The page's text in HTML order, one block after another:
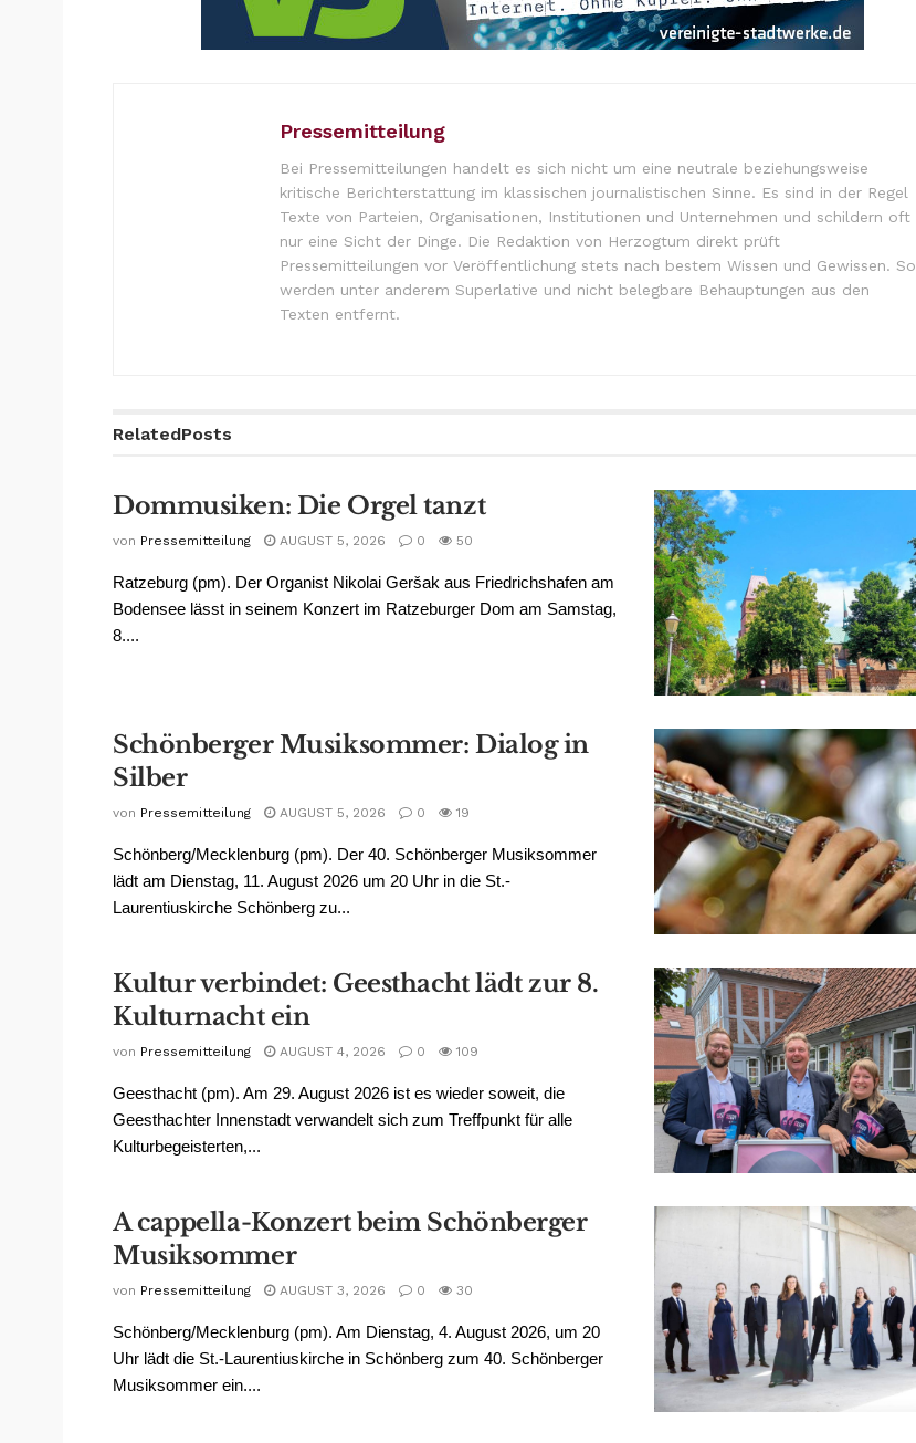
Pressemitteilung
Bei Pressemitteilungen handelt es sich nicht um eine neutrale beziehungsweise
kritische Berichterstattung im klassischen journalistischen Sinne. Es sind in der Regel
Texte von Parteien, Organisationen, Institutionen und Unternehmen und schildern oft
nur eine Sicht der Dinge. Die Redaktion von Herzogtum direkt prüft
Pressemitteilungen vor Veröffentlichung stets nach bestem Wissen und Gewissen. So
werden unter anderem Superlative und nicht belegbare Behauptungen aus den
Texten entfernt.
RelatedPosts
Dommusiken: Die Orgel tanzt
von Pressemitteilung AUGUST 5, 2026 0 50
Ratzeburg (pm). Der Organist Nikolai Geršak aus Friedrichshafen am
Bodensee lässt in seinem Konzert im Ratzeburger Dom am Samstag,
8....
Schönberger Musiksommer: Dialog in
Silber
von Pressemitteilung AUGUST 5, 2026 0 19
Schönberg/Mecklenburg (pm). Der 40. Schönberger Musiksommer
lädt am Dienstag, 11. August 2026 um 20 Uhr in die St.-
Laurentiuskirche Schönberg zu...
Kultur verbindet: Geesthacht lädt zur 8.
Kulturnacht ein
von Pressemitteilung AUGUST 4, 2026 0 109
Geesthacht (pm). Am 29. August 2026 ist es wieder soweit, die
Geesthachter Innenstadt verwandelt sich zum Treffpunkt für alle
Kulturbegeisterten,...
A cappella-Konzert beim Schönberger
Musiksommer
von Pressemitteilung AUGUST 3, 2026 0 30
Schönberg/Mecklenburg (pm). Am Dienstag, 4. August 2026, um 20
Uhr lädt die St.-Laurentiuskirche in Schönberg zum 40. Schönberger
Musiksommer ein....